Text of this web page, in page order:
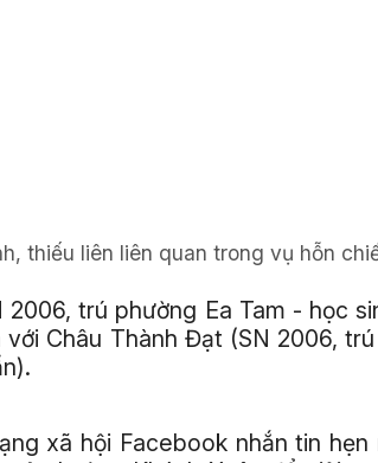
thiếu liên liên quan trong vụ hỗn
trú phường Ea Tam - học
Châu Thành Đạt (SN 2006,
xã hội Facebook nhắn tin